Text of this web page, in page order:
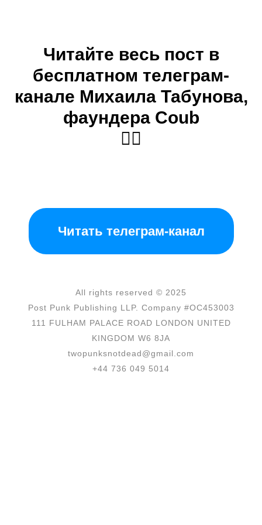
Читайте весь пост в
бесплатном телеграм-
канале Михаила Табунова,
фаундера Coub
👇🏼
Читать телеграм-канал
All rights reserved © 2025
Post Punk Publishing LLP. Company #OC453003
111 FULHAM PALACE ROAD LONDON UNITED
KINGDOM W6 8JA
twopunksnotdead@gmail.com
+44 736 049 5014